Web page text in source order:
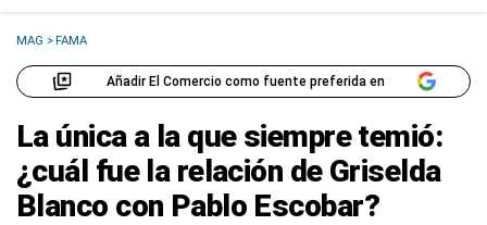
MAG >FAMA
Añadir El Comercio como fuente preferida en
La única a la que siempre temió:
¿cuál fue la relación de Griselda
Blanco con Pablo Escobar?